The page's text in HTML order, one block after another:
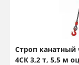
Строп канатный
4СК 3,2 т, 5,5 м